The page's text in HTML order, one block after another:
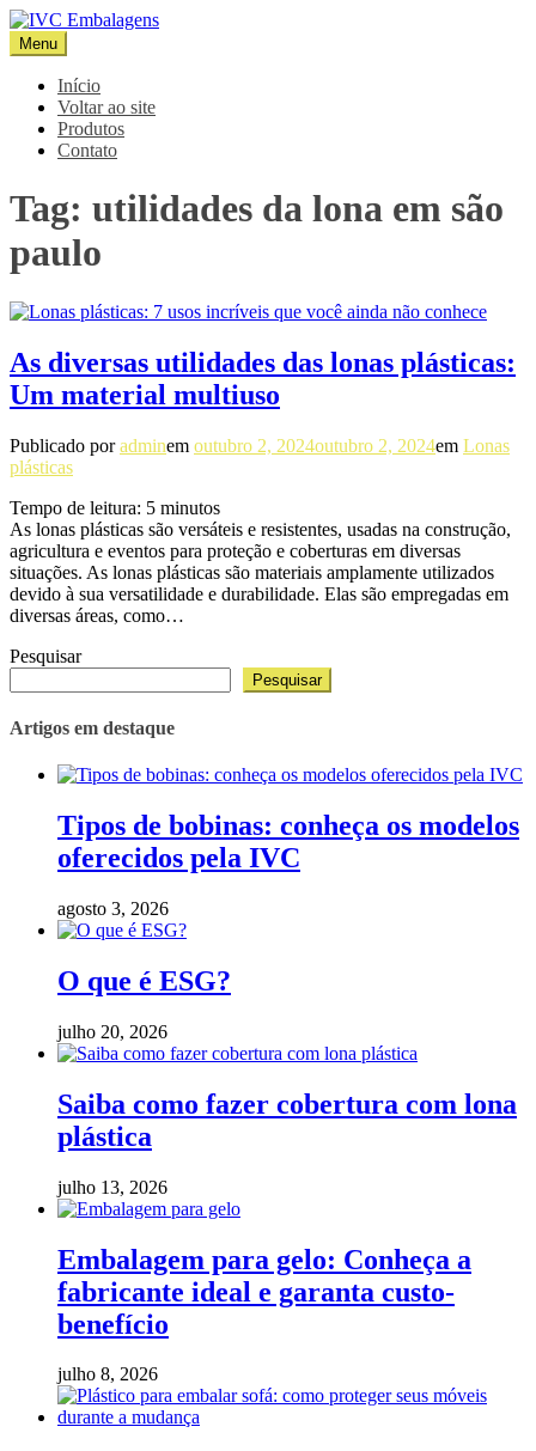
Pular
para
o
conteúdo
IVC Embalagens
Blog IVC
Menu
Início
Voltar ao site
Produtos
Contato
Tag: utilidades da lona em são
paulo
As diversas utilidades das lonas plásticas:
Um material multiuso
Publicado poradminem outubro 2, 2024outubro 2, 2024em Lonas
plásticas
Tempo de leitura: 5 minutos
As lonas plásticas são versáteis e resistentes, usadas na construção,
agricultura e eventos para proteção e coberturas em diversas
situações. As lonas plásticas são materiais amplamente utilizados
devido à sua versatilidade e durabilidade. Elas são empregadas em
diversas áreas, como…
Pesquisar
Pesquisar
Artigos em destaque
Tipos de bobinas: conheça os modelos
oferecidos pela IVC
agosto 3, 2026
O que é ESG?
julho 20, 2026
Saiba como fazer cobertura com lona
plástica
julho 13, 2026
Embalagem para gelo: Conheça a
fabricante ideal e garanta custo-
benefício
julho 8, 2026